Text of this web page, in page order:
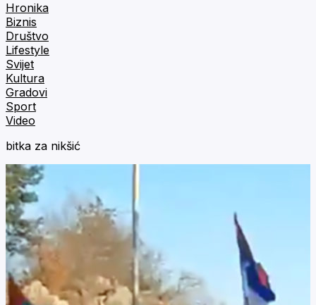
Hronika
Biznis
Društvo
Lifestyle
Svijet
Kultura
Gradovi
Sport
Video
bitka za nikšić